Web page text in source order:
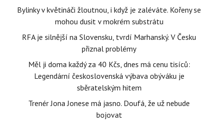
Bylinky v květináči žloutnou, i když je zaléváte. Kořeny se
mohou dusit v mokrém substrátu
RFA je silnější na Slovensku, tvrdí Marhanský. V Česku
přiznal problémy
Měl ji doma každý za 40 Kčs, dnes má cenu tisíců:
Legendární československá výbava obýváku je
sběratelským hitem
Trenér Jona Jonese má jasno. Doufá, že už nebude
bojovat